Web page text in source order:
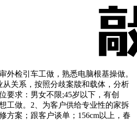
外检引车工做，熟悉电脑根基操做。
从关系，按照分歧案牍和载体，分析
要求：男女不限;45岁以下，有创
工做。2、为客户供给专业性的家拆
方案；跟客户谈单；156cm以上，春